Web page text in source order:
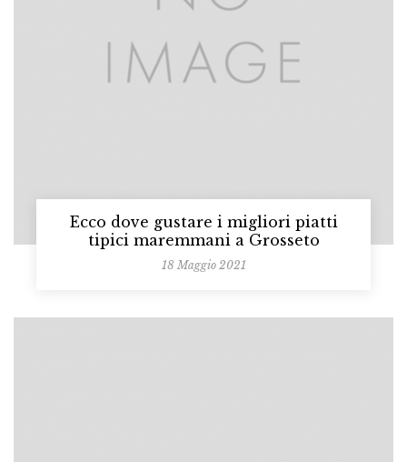
Ecco dove gustare i migliori piatti
tipici maremmani a Grosseto
18 Maggio 2021